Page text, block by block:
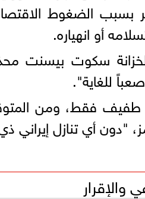
بسبب الضغوط
أو انهياره.
سكوت بيسنت
للغاية".
فقط، ومن
"دون أي تنازل إيراني